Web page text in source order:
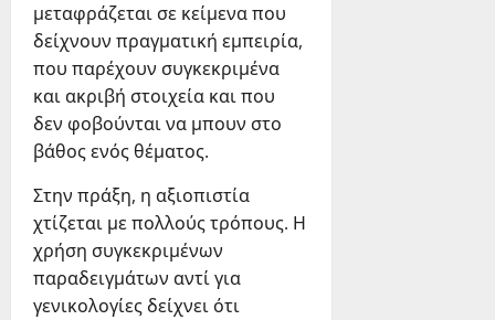
μεταφράζεται σε κείμενα που
δείχνουν πραγματική εμπειρία,
που παρέχουν συγκεκριμένα
και ακριβή στοιχεία και που
δεν φοβούνται να μπουν στο
βάθος ενός θέματος.
Στην πράξη, η αξιοπιστία
χτίζεται με πολλούς τρόπους. Η
χρήση συγκεκριμένων
παραδειγμάτων αντί για
γενικολογίες δείχνει ότι